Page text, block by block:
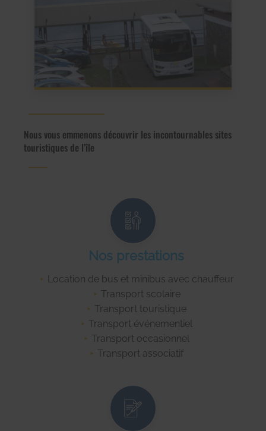
Nous vous emmenons découvrir les incontournables sites
touristiques de l’île
Nos prestations
Location de bus et minibus avec chauffeur
Transport scolaire
Transport touristique
Transport événementiel
Transport occasionnel
Transport associatif